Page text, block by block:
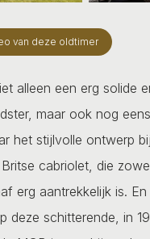
van deze oldtimer
alleen een erg solide
maar ook nog
het stijlvolle ontwerp
cabriolet, die
erg aantrekkelijk is.
deze schitterende, in